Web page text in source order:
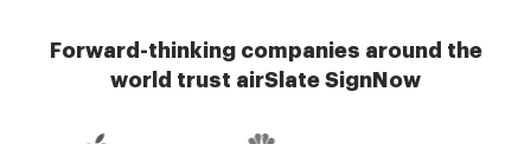
Forward-thinking companies around the
world trust airSlate SignNow